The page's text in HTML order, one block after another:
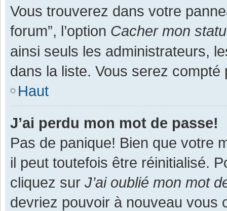
Vous trouverez dans votre
forum”, l’option Cacher mon
ainsi seuls les administrateurs,
dans la liste. Vous serez
Haut
J’ai perdu mon mot de passe!
Pas de panique! Bien que votre
il peut toutefois être réinitialisé.
cliquez sur J’ai oublié mon mot
devriez pouvoir à nouveau vous